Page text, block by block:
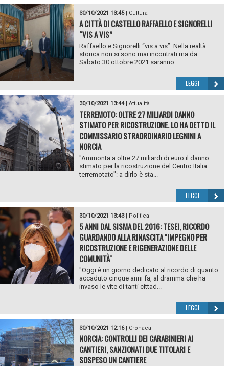
30/10/2021 13:45| Cultura
A CITTÀ DI CASTELLO RAFFAELLO E SIGNORELLI
“VIS A VIS”
Raffaello e Signorelli “vis a vis”. Nella realtà
storica non si sono mai incontrati ma da
Sabato 30 ottobre 2021 saranno...
LEGGI
30/10/2021 13:44| Attualità
TERREMOTO: OLTRE 27 MILIARDI DANNO
STIMATO PER RICOSTRUZIONE. LO HA DETTO IL
COMMISSARIO STRAORDINARIO LEGNINI A
NORCIA
"Ammonta a oltre 27 miliardi di euro il danno
stimato per la ricostruzione del Centro Italia
terremotato": a dirlo è sta...
LEGGI
30/10/2021 13:43| Politica
5 ANNI DAL SISMA DEL 2016: TESEI, RICORDO
GUARDANDO ALLA RINASCITA "IMPEGNO PER
RICOSTRUZIONE E RIGENERAZIONE DELLE
COMUNITÀ"
"Oggi è un giorno dedicato al ricordo di quanto
accaduto cinque anni fa, al dramma che ha
invaso le vite di tanti cittad...
LEGGI
30/10/2021 12:16| Cronaca
NORCIA: CONTROLLI DEI CARABINIERI AI
CANTIERI, SANZIONATI DUE TITOLARI E
SOSPESO UN CANTIERE